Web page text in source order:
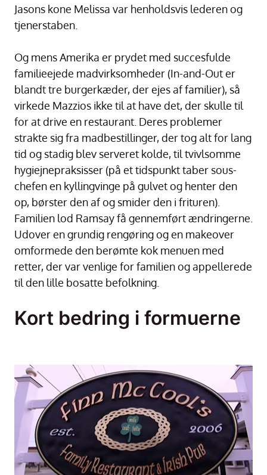
Jasons kone Melissa var henholdsvis lederen og
tjenerstaben.
Og mens Amerika er prydet med succesfulde
familieejede madvirksomheder (In-and-Out er
blandt tre burgerkæder, der ejes af familier), så
virkede Mazzios ikke til at have det, der skulle til
for at drive en restaurant. Deres problemer
strakte sig fra madbestillinger, der tog alt for lang
tid og stadig blev serveret kolde, til tvivlsomme
hygiejnepraksisser (på et tidspunkt taber sous-
chefen en kyllingvinge på gulvet og henter den
op, børster den af og smider den i frituren).
Familien lod Ramsay få gennemført ændringerne.
Udover en grundig rengøring og en makeover
omformede den berømte kok menuen med
retter, der var venlige for familien og appellerede
til den lille bosatte befolkning.
Kort bedring i formuerne